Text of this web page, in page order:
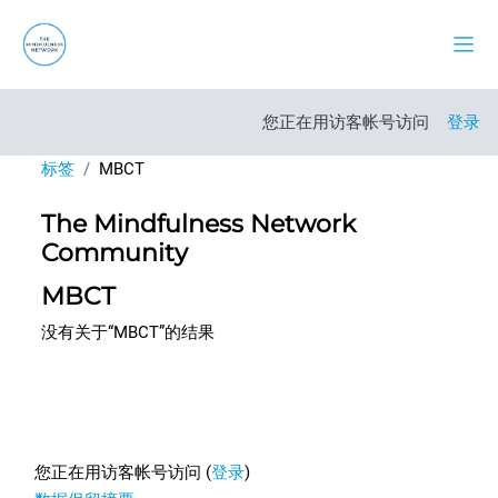
您正在用访客帐号访问 登录
标签 MBCT
The Mindfulness Network
Community
MBCT
没有关于“MBCT”的结果
您正在用访客帐号访问 (登录)